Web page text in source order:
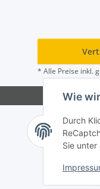
Wie
Durch
Sie unter
* Alle Preise inkl.